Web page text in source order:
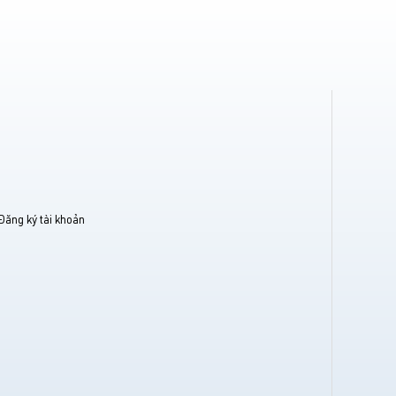
ký tài khoản